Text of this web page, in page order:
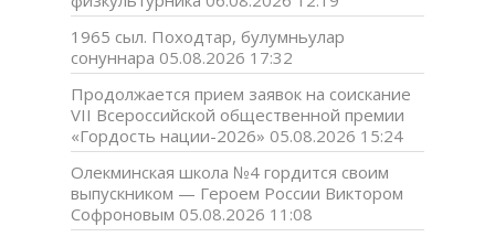
1965 сыл. Походтар, булумньулар
сонуннара 05.08.2026 17:32
Продолжается прием заявок на соискание
VII Всероссийской общественной премии
«Гордость нации-2026» 05.08.2026 15:24
Олекминская школа №4 гордится своим
выпускником — Героем России Виктором
Софроновым 05.08.2026 11:08